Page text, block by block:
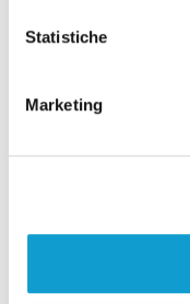
Statistiche
Marketing
Coppa Italia
per il derby tra